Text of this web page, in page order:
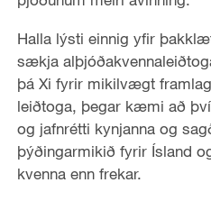
Halla lýsti einnig yfir
sækja
þá Xi fyrir mikilvægt
leiðtoga, þegar kæmi að
og jafnrétti kynjanna og
þýðingarmikið fyrir Ísland
kvenna enn frekar.